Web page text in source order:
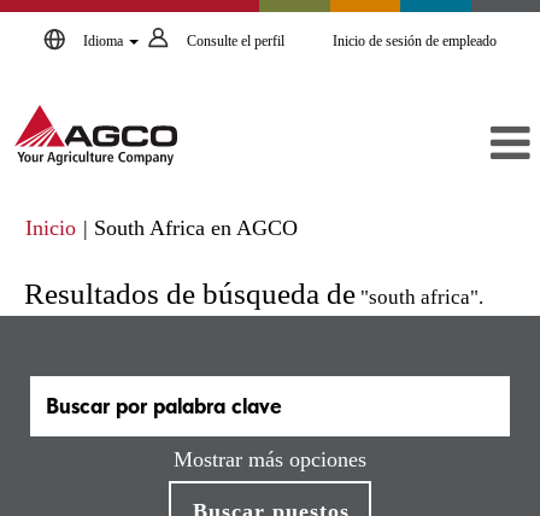
Idioma Consulte el perfil Inicio de sesión de empleado
Inicio | South Africa en AGCO(página
Resultados de búsqueda de "south africa".
Mostrar más opciones